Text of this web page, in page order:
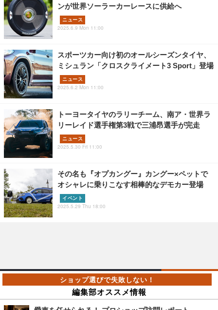
ンが世界ソーラーカーレースに供給へ
ニュース
2025.6.9 Mon 11:00
スポーツカー向け初のオールシーズンタイヤ、
ミシュラン「クロスクライメート3 Sport」登場
ニュース
2025.6.2 Mon 11:00
トーヨータイヤのラリーチーム、南ア・世界ラ
リーレイド選手権第3戦で三浦昂選手が完走
ニュース
2025.5.30 Fri 11:00
その名も『オプカングー』カングー×ペットで
オシャレに乗りこなす相棒的なデモカー登場
イベント
2025.5.29 Thu 18:00
編集部オススメ情報